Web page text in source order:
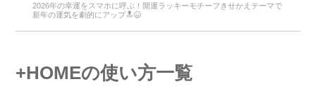
2026年の幸運をスマホに呼ぶ！開運ラッキーモチーフきせかえテーマで
新年の運気を劇的にアップ🔝😆
+HOMEの使い方一覧